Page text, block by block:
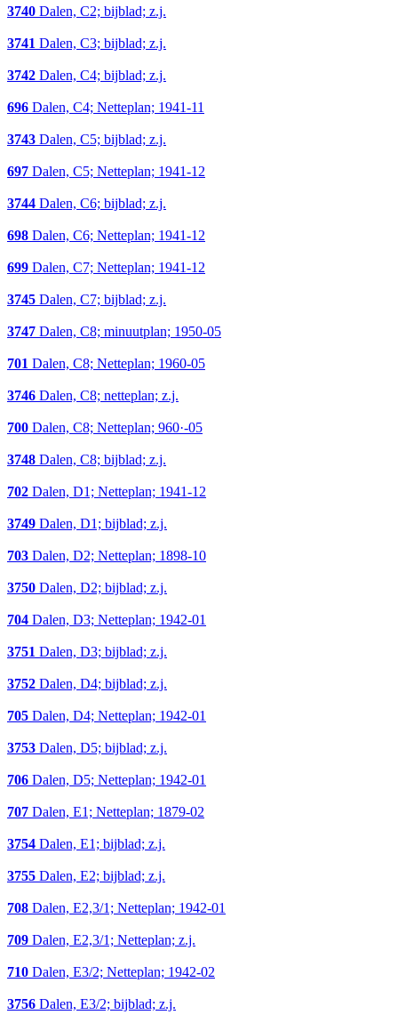
3740 Dalen, C2; bijblad; z.j.
3741 Dalen, C3; bijblad; z.j.
3742 Dalen, C4; bijblad; z.j.
696 Dalen, C4; Netteplan; 1941-11
3743 Dalen, C5; bijblad; z.j.
697 Dalen, C5; Netteplan; 1941-12
3744 Dalen, C6; bijblad; z.j.
698 Dalen, C6; Netteplan; 1941-12
699 Dalen, C7; Netteplan; 1941-12
3745 Dalen, C7; bijblad; z.j.
3747 Dalen, C8; minuutplan; 1950-05
701 Dalen, C8; Netteplan; 1960-05
3746 Dalen, C8; netteplan; z.j.
700 Dalen, C8; Netteplan; 960·-05
3748 Dalen, C8; bijblad; z.j.
702 Dalen, D1; Netteplan; 1941-12
3749 Dalen, D1; bijblad; z.j.
703 Dalen, D2; Netteplan; 1898-10
3750 Dalen, D2; bijblad; z.j.
704 Dalen, D3; Netteplan; 1942-01
3751 Dalen, D3; bijblad; z.j.
3752 Dalen, D4; bijblad; z.j.
705 Dalen, D4; Netteplan; 1942-01
3753 Dalen, D5; bijblad; z.j.
706 Dalen, D5; Netteplan; 1942-01
707 Dalen, E1; Netteplan; 1879-02
3754 Dalen, E1; bijblad; z.j.
3755 Dalen, E2; bijblad; z.j.
708 Dalen, E2,3/1; Netteplan; 1942-01
709 Dalen, E2,3/1; Netteplan; z.j.
710 Dalen, E3/2; Netteplan; 1942-02
3756 Dalen, E3/2; bijblad; z.j.